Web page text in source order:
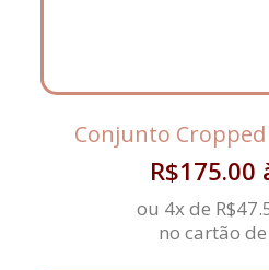
Conjunto Cropped
R$175.00
ou 4x de R$
no cartão